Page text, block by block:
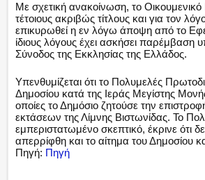
Με σχετική ανακοίνωση, το Οικουμενικό
τέτοιους ακριβώς τίτλους και για τον
επικυρωθεί η εν λόγω άποψη από το
ίδιους λόγους έχει ασκήσει παρέμβαση
Σύνοδος της Εκκλησίας της Ελλάδος.
Υπενθυμίζεται ότι το Πολυμελές
Δημοσίου κατά της Ιεράς Μεγίστης
οποίες το Δημόσιο ζητούσε την
εκτάσεων της Λίμνης Βιστωνίδας. Το
εμπεριστατωμένο σκεπτικό, έκρινε ότι
απερρίφθη και το αίτημα του Δημοσίου
Πηγή: Πηγή